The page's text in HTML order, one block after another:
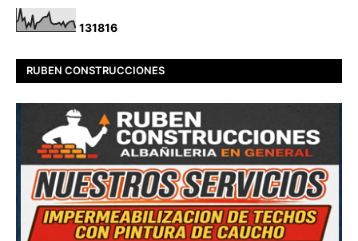
131816
RUBEN CONSTRUCCIONES